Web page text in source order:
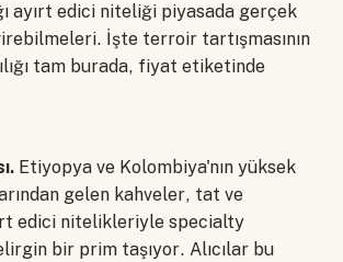
ayırt edici niteliği piyasada gerçek
İşte terroir tartışmasının
tam burada, fiyat etiketinde
Etiyopya ve Kolombiya'nın yüksek
gelen kahveler, tat ve
edici nitelikleriyle specialty
bir prim taşıyor. Alıcılar bu